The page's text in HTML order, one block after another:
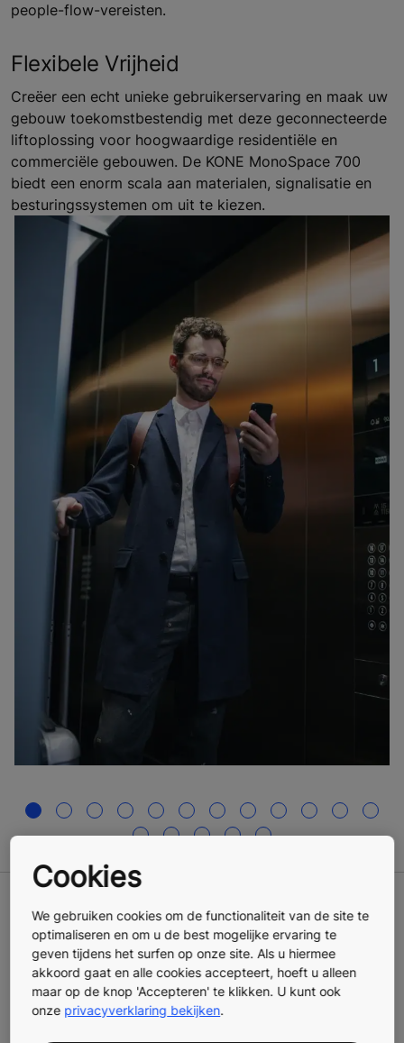
people-flow-vereisten.
Flexibele Vrijheid
Creëer een echt unieke gebruikerservaring en maak uw
gebouw toekomstbestendig met deze geconnecteerde
liftoplossing voor hoogwaardige residentiële en
commerciële gebouwen. De KONE MonoSpace 700
biedt een enorm scala aan materialen, signalisatie en
besturingssystemen om uit te kiezen.
KONE MonoSpace 500 DX
Maak een blijvende eerste indruk in residentiële en
commerciële gebouwen.
Cookies
We gebruiken cookies om de functionaliteit van de site te
optimaliseren en om u de best mogelijke ervaring te
geven tijdens het surfen op onze site. Als u hiermee
akkoord gaat en alle cookies accepteert, hoeft u alleen
maar op de knop 'Accepteren' te klikken. U kunt ook
onze privacyverklaring bekijken.